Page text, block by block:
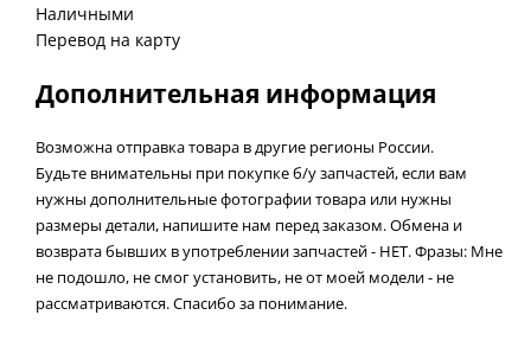
Наличными
Перевод на карту
Дополнительная информация
Возможна отправка товара в другие регионы России.
Будьте внимательны при покупке б/у запчастей, если вам
нужны дополнительные фотографии товара или нужны
размеры детали, напишите нам перед заказом. Обмена и
возврата бывших в употреблении запчастей - НЕТ. Фразы: Мне
не подошло, не смог установить, не от моей модели - не
рассматриваются. Спасибо за понимание.